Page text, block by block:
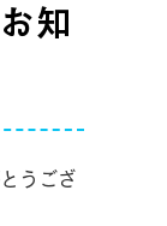
知
うござ